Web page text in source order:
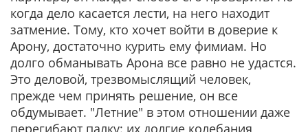
когда дело касается лести, на него находит
затмение. Тому, кто хочет войти в доверие к
Арону, достаточно курить ему фимиам. Но
долго обманывать Арона все равно не удастся.
Это деловой, трезвомыслящий человек,
прежде чем принять решение, он все
обдумывает. "Летние" в этом отношении даже
перегибают палку: их долгие колебания